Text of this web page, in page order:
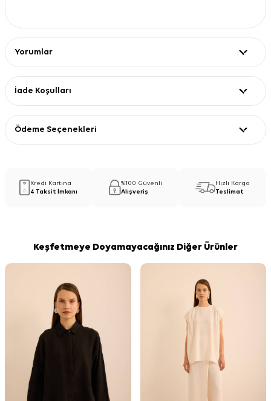
Yorumlar
İade Koşulları
Ödeme Seçenekleri
Kredi Kartına
4 Taksit İmkanı
%100 Güvenli
Alışveriş
Hızlı Kargo
Teslimat
Keşfetmeye Doyamayacağınız Diğer Ürünler